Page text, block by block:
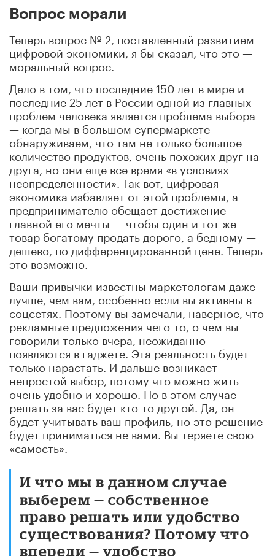
Вопрос морали
Теперь вопрос № 2, поставленный развитием
цифровой экономики, я бы сказал, что это —
моральный вопрос.
Дело в том, что последние 150 лет в мире и
последние 25 лет в России одной из главных
проблем человека является проблема выбора
— когда мы в большом супермаркете
обнаруживаем, что там не только большое
количество продуктов, очень похожих друг на
друга, но они еще все время «в условиях
неопределенности». Так вот, цифровая
экономика избавляет от этой проблемы, а
предпринимателю обещает достижение
главной его мечты — чтобы один и тот же
товар богатому продать дорого, а бедному —
дешево, по дифференцированной цене. Теперь
это возможно.
Ваши привычки известны маркетологам даже
лучше, чем вам, особенно если вы активны в
соцсетях. Поэтому вы замечали, наверное, что
рекламные предложения чего-то, о чем вы
говорили только вчера, неожиданно
появляются в гаджете. Эта реальность будет
только нарастать. И дальше возникает
непростой выбор, потому что можно жить
очень удобно и хорошо. Но в этом случае
решать за вас будет кто-то другой. Да, он
будет учитывать ваш профиль, но это решение
будет приниматься не вами. Вы теряете свою
«самость».
И что мы в данном случае
выберем — собственное
право решать или удобство
существования? Потому что
впереди — удобство